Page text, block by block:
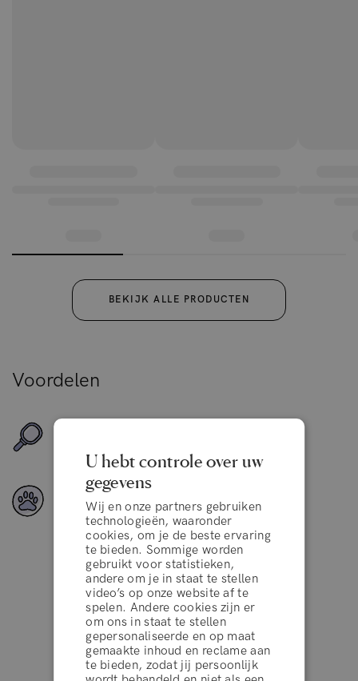
BEKIJK ALLE PRODUCTEN
Voordelen
Veganistische ingrediënten
Uitstekend
4.2 van de 5 10.000+ reviews
U hebt controle over uw
gegevens
Wij en onze partners gebruiken
technologieën, waaronder
cookies, om je de beste ervaring
te bieden. Sommige worden
gebruikt voor statistieken,
andere om je in staat te stellen
video’s op onze website af te
spelen. Andere cookies zijn er
om ons in staat te stellen
gepersonaliseerde en op maat
gemaakte inhoud en reclame aan
te bieden, zodat jij persoonlijk